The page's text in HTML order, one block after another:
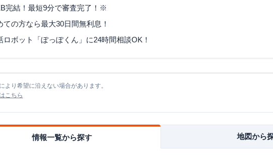
完結！最短9分で審査完了！※
ての方なら最大30日間無利息！
ロボット「ぽっぽくん」に24時間相談OK！
より希望に沿えない場合があります。
こちら
情報一覧から探す 地図から